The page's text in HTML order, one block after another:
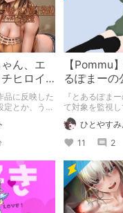
ん、エ
ヒロイ
去作品
そう～
品に反映した
定とか、うち
則とかを頭
「そこにあ
いわれたの
。
【Pommu
るぽまーの
ーカー』
会い編】
『とあるぽま
て対象を監視
このような行
これまでのあゆ
ひとやすみ
11
2